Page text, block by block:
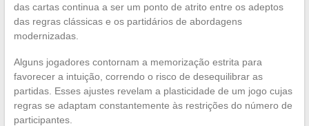
das cartas continua a ser um ponto de atrito entre os adeptos
das regras clássicas e os partidários de abordagens
modernizadas.
Alguns jogadores contornam a memorização estrita para
favorecer a intuição, correndo o risco de desequilibrar as
partidas. Esses ajustes revelam a plasticidade de um jogo cujas
regras se adaptam constantemente às restrições do número de
participantes.